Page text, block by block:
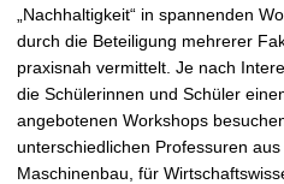
„Nachhaltigkeit“ in spannenden
durch die Beteiligung mehrerer
praxisnah vermittelt. Je nach
die Schülerinnen und Schüler
angebotenen Workshops
unterschiedlichen Professuren
Maschinenbau, für